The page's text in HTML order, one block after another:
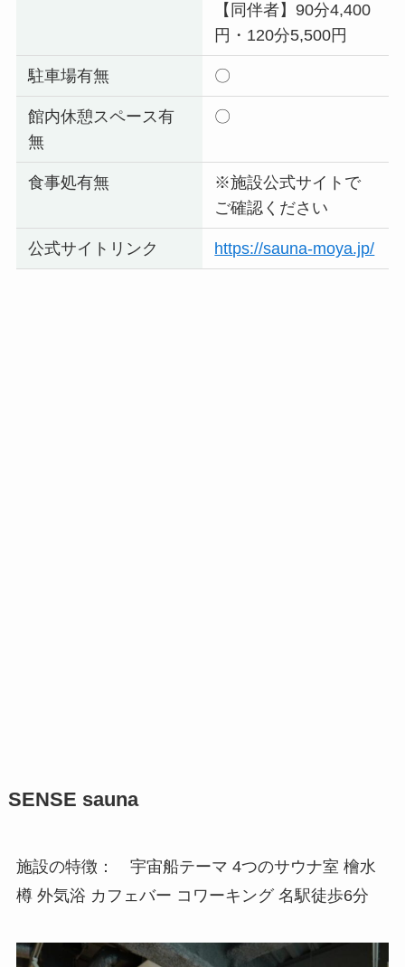
【同伴者】90分4,400
円・120分5,500円
駐車場有無 〇
館内休憩スペース有
無
〇
食事処有無
※施設公式サイトで
ご確認ください
公式サイトリンク https://sauna-moya.jp/
SENSE sauna
施設の特徴： 宇宙船テーマ 4つのサウナ室 檜水
樽 外気浴 カフェバー コワーキング 名駅徒歩6分